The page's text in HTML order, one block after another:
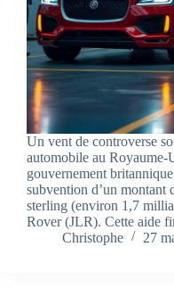
Un vent de controverse
automobile au Royaume-
gouvernement
subvention d’un montant
sterling (environ 1,7
Rover (JLR). Cette aide
Christophe
27